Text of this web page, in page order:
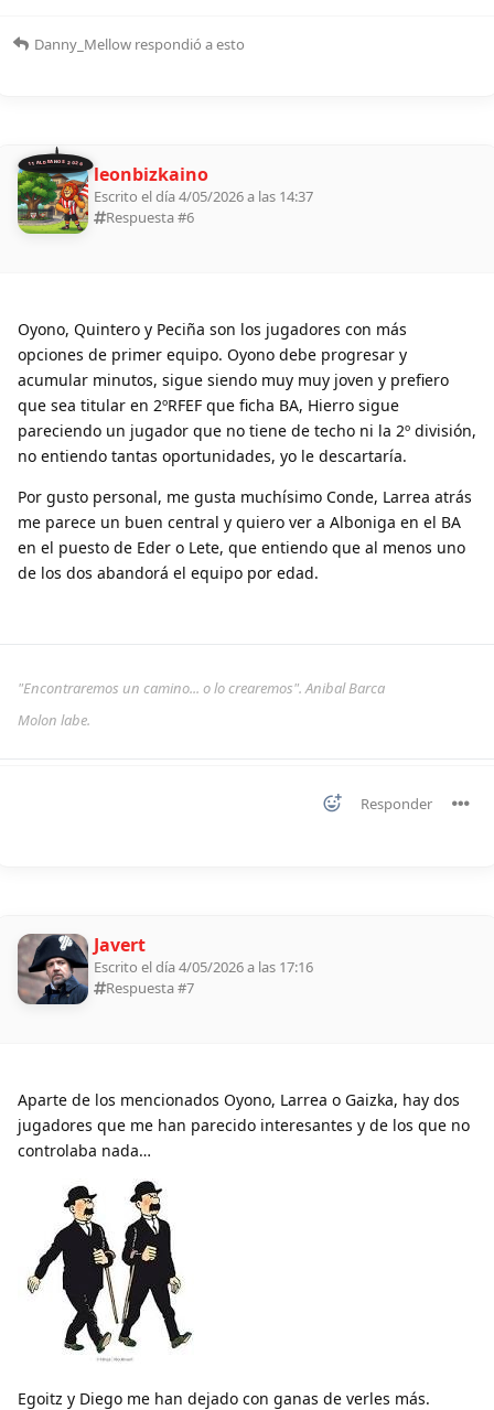
Danny_Mellow respondió a esto
11 ALDEANOS 2026 leonbizkaino
Escrito el día 4/05/2026 a las 14:37
Respuesta #6
Oyono, Quintero y Peciña son los jugadores con más
opciones de primer equipo. Oyono debe progresar y
acumular minutos, sigue siendo muy muy joven y prefiero
que sea titular en 2ºRFEF que ficha BA, Hierro sigue
pareciendo un jugador que no tiene de techo ni la 2º división,
no entiendo tantas oportunidades, yo le descartaría.
Por gusto personal, me gusta muchísimo Conde, Larrea atrás
me parece un buen central y quiero ver a Alboniga en el BA
en el puesto de Eder o Lete, que entiendo que al menos uno
de los dos abandorá el equipo por edad.
"Encontraremos un camino... o lo crearemos". Anibal Barca
Molon labe.
Responder
Javert
Escrito el día 4/05/2026 a las 17:16
Respuesta #7
Aparte de los mencionados Oyono, Larrea o Gaizka, hay dos
jugadores que me han parecido interesantes y de los que no
controlaba nada…
Egoitz y Diego me han dejado con ganas de verles más.